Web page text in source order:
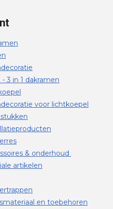
- 3 in 1 dakramen
voor lichtkoepel
& onderhoud
artikelen
en toebehoren